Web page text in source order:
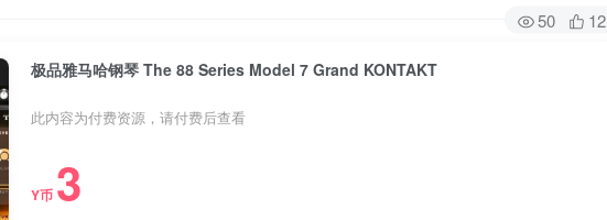
50 12
极品雅马哈钢琴 The 88 Series Model 7 Grand KONTAKT
此内容为付费资源，请付费后查看
Y币 3